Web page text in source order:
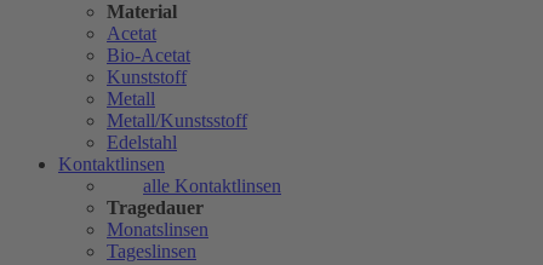
Material
Acetat
Bio-Acetat
Kunststoff
Metall
Metall/Kunstsstoff
Edelstahl
Kontaktlinsen
alle Kontaktlinsen
Tragedauer
Monatslinsen
Tageslinsen